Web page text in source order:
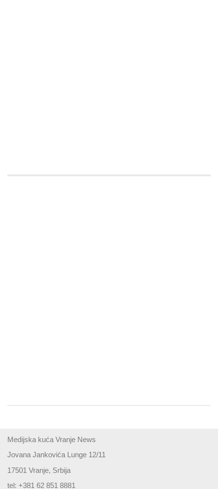
Medijska kuća Vranje News
Jovana Jankovića Lunge 12/11
17501 Vranje, Srbija
tel: +381 62 851 8881